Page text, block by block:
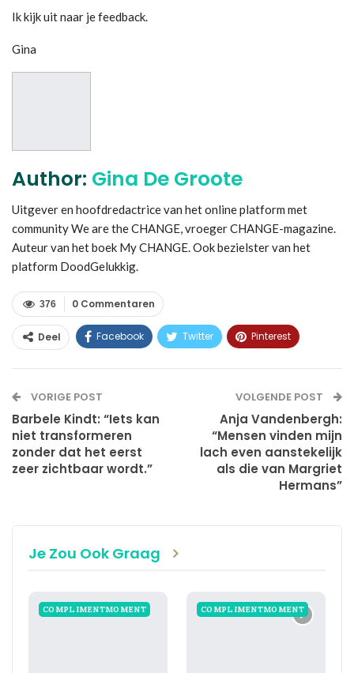
Ik kijk uit naar je feedback.
Gina
Author: Gina De Groote
Uitgever en hoofdredactrice van het online platform met
community We are the CHANGE, vroeger CHANGE-magazine.
Auteur van het boek My CHANGE. Ook bezielster van het
platform DoodGelukkig.
0 Commentaren
376
Deel Facebook Twitter Pinterest
VORIGE POST
Barbele Kindt: “Iets kan
niet transformeren
zonder dat het eerst
zeer zichtbaar wordt.”
VOLGENDE POST
Anja Vandenbergh:
“Mensen vinden mijn
lach even aanstekelijk
als die van Margriet
Hermans”
Je Zou Ook Graag
COMPLIMENTMOMENT COMPLIMENTMOMENT